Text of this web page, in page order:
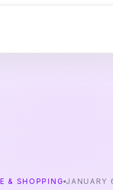
& SHOPPING JANUARY